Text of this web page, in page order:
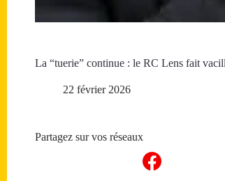
La “tuerie” continue : le RC Lens fait
22 février 2026
Partagez sur vos réseaux